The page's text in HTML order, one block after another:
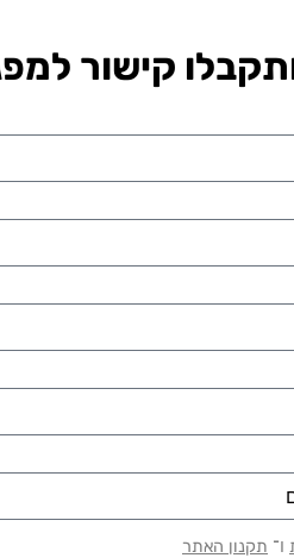
קישור
ו־ תקנון האתר